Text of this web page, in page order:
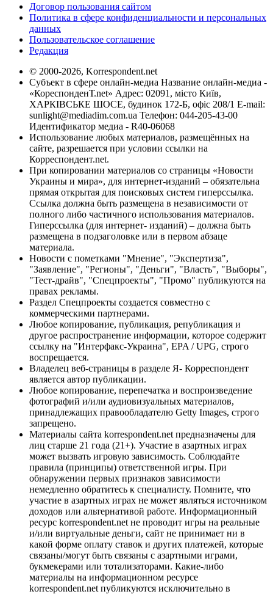
Договор пользования сайтом
Политика в сфере конфиденциальности и персональных
данных
Пользовательское соглашение
Редакция
© 2000-2026, Korrespondent.net
Субъект в сфере онлайн-медиа Название онлайн-медиа -
«КореспонденТ.net» Адрес: 02091, місто Київ,
ХАРКІВСЬКЕ ШОСЕ, будинок 172-Б, офіс 208/1 E-mail:
sunlight@mediadim.com.ua Телефон: 044-205-43-00
Идентификатор медиа - R40-06068
Использование любых материалов, размещённых на
сайте, разрешается при условии ссылки на
Корреспондент.net.
При копировании материалов со страницы «Новости
Украины и мира», для интернет-изданий – обязательна
прямая открытая для поисковых систем гиперссылка.
Ссылка должна быть размещена в независимости от
полного либо частичного использования материалов.
Гиперссылка (для интернет- изданий) – должна быть
размещена в подзаголовке или в первом абзаце
материала.
Новости с пометками "Мнение", "Экспертиза",
"Заявление", "Регионы", "Деньги", "Власть", "Выборы",
"Тест-драйв", "Спецпроекты", "Промо" публикуются на
правах рекламы.
Раздел Спецпроекты создается совместно с
коммерческими партнерами.
Любое копирование, публикация, републикация и
другое распространение информации, которое содержит
ссылку на "Интерфакс-Украина", EPA / UPG, строго
воспрещается.
Владелец веб-страницы в разделе Я- Корреспондент
является автор публикации.
Любое копирование, перепечатка и воспроизведение
фотографий и/или аудиовизуальных материалов,
принадлежащих правообладателю Getty Images, строго
запрещено.
Материалы сайта korrespondent.net предназначены для
лиц старше 21 года (21+). Участие в азартных играх
может вызвать игровую зависимость. Соблюдайте
правила (принципы) ответственной игры. При
обнаружении первых признаков зависимости
немедленно обратитесь к специалисту. Помните, что
участие в азартных играх не может являться источником
доходов или альтернативой работе. Информационный
ресурс korrespondent.net не проводит игры на реальные
и/или виртуальные деньги, сайт не принимает ни в
какой форме оплату ставок и других платежей, которые
связаны/могут быть связаны с азартными играми,
букмекерами или тотализаторами. Какие-либо
материалы на информационном ресурсе
korrespondent.net публикуются исключительно в